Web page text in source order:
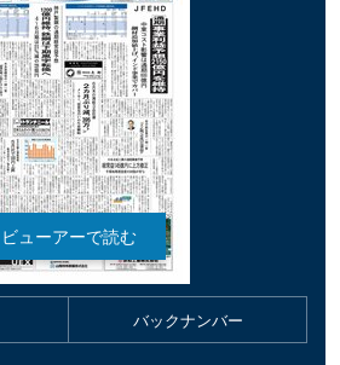
バックナンバー